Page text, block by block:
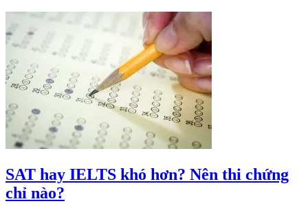
SAT hay IELTS khó hơn? Nên thi chứng
chỉ nào?